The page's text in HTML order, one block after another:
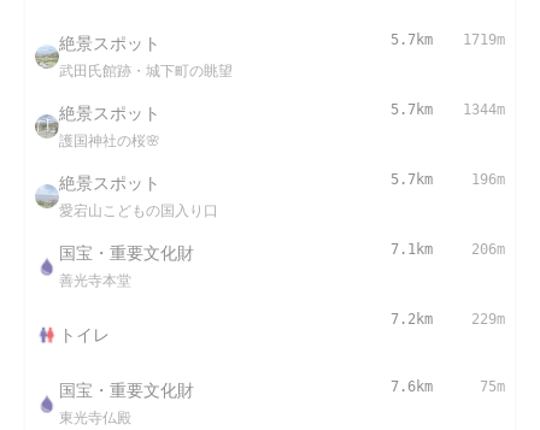
絶景スポット
武田氏館跡・城下町の眺望
5.7km 1719m
絶景スポット
護国神社の桜🌸
5.7km 1344m
絶景スポット
愛宕山こどもの国入り口
5.7km 196m
国宝・重要文化財
善光寺本堂
7.1km 206m
トイレ
7.2km 229m
国宝・重要文化財
東光寺仏殿
7.6km 75m